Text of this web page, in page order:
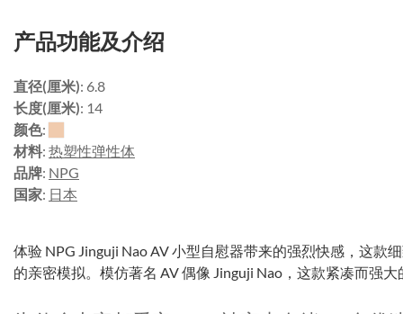
产品功能及介绍
直径(厘米): 6.8
长度(厘米): 14
颜色:
材料: 热塑性弹性体
品牌: NPG
国家: 日本
体验 NPG Jinguji Nao AV 小型自慰器带来的强烈快感，这款
的亲密模拟。模仿著名 AV 偶像 Jinguji Nao，这款紧凑而强